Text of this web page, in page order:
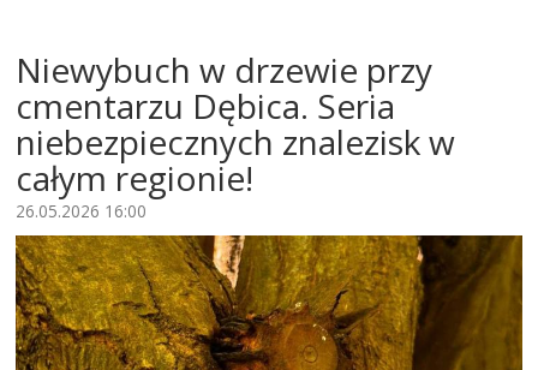
Niewybuch w drzewie przy
cmentarzu Dębica. Seria
niebezpiecznych znalezisk w
całym regionie!
26.05.2026 16:00